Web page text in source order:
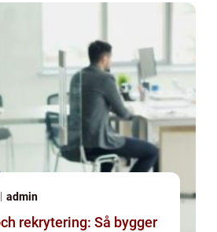
admin
rekrytering: Så bygger